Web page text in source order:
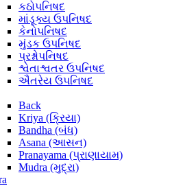
કઠોપનિષદ
માંડૂક્ય ઉપનિષદ
કેનોપનિષદ
મુંડક ઉપનિષદ
પ્રશ્નોપનિષદ
શ્વેતાશ્વતર ઉપનિષદ
ઐતરેય ઉપનિષદ
Back
Kriya (ક્રિયા)
Bandha (બંધ)
Asana (આસન)
Pranayama (પ્રાણાયામ)
Mudra (મુદ્રા)